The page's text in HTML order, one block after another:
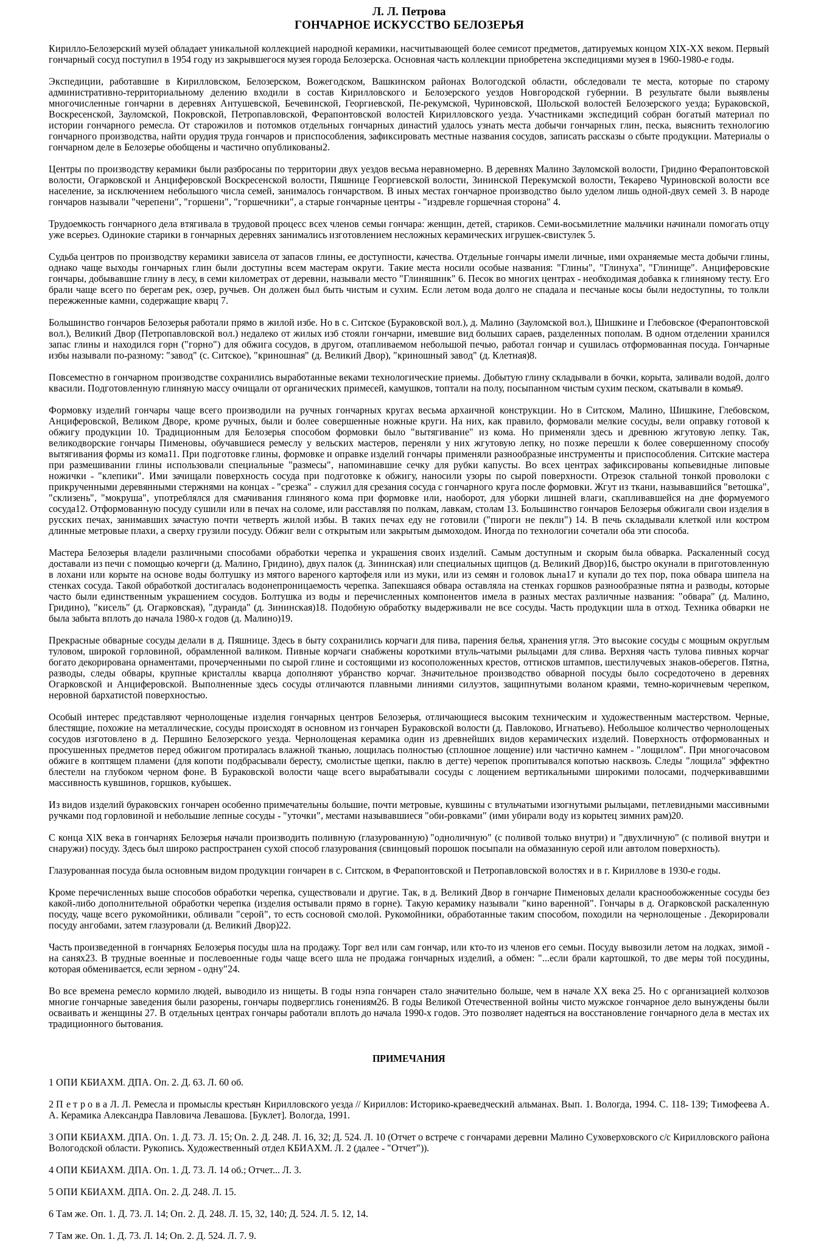
Л. Л. Петрова
ГОНЧАРНОЕ ИСКУССТВО БЕЛОЗЕРЬЯ
Кирилло-Белозерский музей обладает уникальной коллекцией народной керамики, насчитывающей более семисот предметов, датируемых концом XIX-XX веком. Первый
гончарный сосуд поступил в 1954 году из закрывшегося музея города Белозерска. Основная часть коллекции приобретена экспедициями музея в 1960-1980-е годы.
Экспедиции, работавшие в Кирилловском, Белозерском, Вожегодском, Вашкинском районах Вологодской области, обследовали те места, которые по старому
административно-территориальному делению входили в состав Кирилловского и Белозерского уездов Новгородской губернии. В результате были выявлены
многочисленные гончарни в деревнях Антушевской, Бечевинской, Георгиевской, Пе-рекумской, Чуриновской, Шольской волостей Белозерского уезда; Бураковской,
Воскресенской, Зауломской, Покровской, Петропавловской, Ферапонтовской волостей Кирилловского уезда. Участниками экспедиций собран богатый материал по
истории гончарного ремесла. От старожилов и потомков отдельных гончарных династий удалось узнать места добычи гончарных глин, песка, выяснить технологию
гончарного производства, найти орудия труда гончаров и приспособления, зафиксировать местные названия сосудов, записать рассказы о сбыте продукции. Материалы о
гончарном деле в Белозерье обобщены и частично опубликованы2.
Центры по производству керамики были разбросаны по территории двух уездов весьма неравномерно. В деревнях Малино Зауломской волости, Гридино Ферапонтовской
волости, Огарковской и Анциферовской Воскресенской волости, Пяшнице Георгиевской волости, Зининской Перекумской волости, Текарево Чуриновской волости все
население, за исключением небольшого числа семей, занималось гончарством. В иных местах гончарное производство было уделом лишь одной-двух семей 3. В народе
гончаров называли "черепени", "горшени", "горшечники", а старые гончарные центры - "издревле горшечная сторона" 4.
Трудоемкость гончарного дела втягивала в трудовой процесс всех членов семьи гончара: женщин, детей, стариков. Семи-восьмилетние мальчики начинали помогать отцу
уже всерьез. Одинокие старики в гончарных деревнях занимались изготовлением несложных керамических игрушек-свистулек 5.
Судьба центров по производству керамики зависела от запасов глины, ее доступности, качества. Отдельные гончары имели личные, ими охраняемые места добычи глины,
однако чаще выходы гончарных глин были доступны всем мастерам округи. Такие места носили особые названия: "Глины", "Глинуха", "Глинище". Анциферовские
гончары, добывавшие глину в лесу, в семи километрах от деревни, называли место "Глиняшник" 6. Песок во многих центрах - необходимая добавка к глиняному тесту. Его
брали чаще всего по берегам рек, озер, ручьев. Он должен был быть чистым и сухим. Если летом вода долго не спадала и песчаные косы были недоступны, то толкли
пережженные камни, содержащие кварц 7.
Большинство гончаров Белозерья работали прямо в жилой избе. Но в с. Ситское (Бураковской вол.), д. Малино (Зауломской вол.), Шишкине и Глебовское (Ферапонтовской
вол.), Великий Двор (Петропавловской вол.) недалеко от жилых изб стояли гончарни, имевшие вид больших сараев, разделенных пополам. В одном отделении хранился
запас глины и находился горн ("горно") для обжига сосудов, в другом, отапливаемом небольшой печью, работал гончар и сушилась отформованная посуда. Гончарные
избы называли по-разному: "завод" (с. Ситское), "криношная" (д. Великий Двор), "криношный завод" (д. Клетная)8.
Повсеместно в гончарном производстве сохранились выработанные веками технологические приемы. Добытую глину складывали в бочки, корыта, заливали водой, долго
квасили. Подготовленную глиняную массу очищали от органических примесей, камушков, топтали на полу, посыпанном чистым сухим песком, скатывали в комья9.
Формовку изделий гончары чаще всего производили на ручных гончарных кругах весьма архаичной конструкции. Но в Ситском, Малино, Шишкине, Глебовском,
Анциферовской, Великом Дворе, кроме ручных, были и более совершенные ножные круги. На них, как правило, формовали мелкие сосуды, вели оправку готовой к
обжигу продукции 10. Традиционным для Белозерья способом формовки было "вытягивание" из кома. Но применяли здесь и древнюю жгутовую лепку. Так,
великодворские гончары Пименовы, обучавшиеся ремеслу у вельских мастеров, переняли у них жгутовую лепку, но позже перешли к более совершенному способу
вытягивания формы из кома11. При подготовке глины, формовке и оправке изделий гончары применяли разнообразные инструменты и приспособления. Ситские мастера
при размешивании глины использовали специальные "размесы", напоминавшие сечку для рубки капусты. Во всех центрах зафиксированы копьевидные липовые
ножички - "клепики". Ими зачищали поверхность сосуда при подготовке к обжигу, наносили узоры по сырой поверхности. Отрезок стальной тонкой проволоки с
прикрученными деревянными стержнями на концах - "срезка" - служил для срезания сосуда с гончарного круга после формовки. Жгут из ткани, называвшийся "ветошка",
"склизень", "мокруша", употреблялся для смачивания глиняного кома при формовке или, наоборот, для уборки лишней влаги, скапливавшейся на дне формуемого
сосуда12. Отформованную посуду сушили или в печах на соломе, или расставляя по полкам, лавкам, столам 13. Большинство гончаров Белозерья обжигали свои изделия в
русских печах, занимавших зачастую почти четверть жилой избы. В таких печах еду не готовили ("пироги не пекли") 14. В печь складывали клеткой или костром
длинные метровые плахи, а сверху грузили посуду. Обжиг вели с открытым или закрытым дымоходом. Иногда по технологии сочетали оба эти способа.
Мастера Белозерья владели различными способами обработки черепка и украшения своих изделий. Самым доступным и скорым была обварка. Раскаленный сосуд
доставали из печи с помощью кочерги (д. Малино, Гридино), двух палок (д. Зининская) или специальных щипцов (д. Великий Двор)16, быстро окунали в приготовленную
в лохани или корыте на основе воды болтушку из мятого вареного картофеля или из муки, или из семян и головок льна17 и купали до тех пор, пока обвара шипела на
стенках сосуда. Такой обработкой достигалась водонепроницаемость черепка. Запекшаяся обвара оставляла на стенках горшков разнообразные пятна и разводы, которые
часто были единственным украшением сосудов. Болтушка из воды и перечисленных компонентов имела в разных местах различные названия: "обвара" (д. Малино,
Гридино), "кисель" (д. Огарковская), "дуранда" (д. Зининская)18. Подобную обработку выдерживали не все сосуды. Часть продукции шла в отход. Техника обварки не
была забыта вплоть до начала 1980-х годов (д. Малино)19.
Прекрасные обварные сосуды делали в д. Пяшнице. Здесь в быту сохранились корчаги для пива, парения белья, хранения угля. Это высокие сосуды с мощным округлым
туловом, широкой горловиной, обрамленной валиком. Пивные корчаги снабжены короткими втуль-чатыми рыльцами для слива. Верхняя часть тулова пивных корчаг
богато декорирована орнаментами, прочерченными по сырой глине и состоящими из косоположенных крестов, оттисков штампов, шестилучевых знаков-оберегов. Пятна,
разводы, следы обвары, крупные кристаллы кварца дополняют убранство корчаг. Значительное производство обварной посуды было сосредоточено в деревнях
Огарковской и Анциферовской. Выполненные здесь сосуды отличаются плавными линиями силуэтов, защипнутыми воланом краями, темно-коричневым черепком,
неровной бархатистой поверхностью.
Особый интерес представляют чернолощеные изделия гончарных центров Белозерья, отличающиеся высоким техническим и художественным мастерством. Черные,
блестящие, похожие на металлические, сосуды происходят в основном из гончарен Бураковской волости (д. Павлоково, Игнатьево). Небольшое количество чернолощеных
сосудов изготовлено в д. Першино Белозерского уезда. Чернолощеная керамика один из древнейших видов керамических изделий. Поверхность отформованных и
просушенных предметов перед обжигом протиралась влажной тканью, лощилась полностью (сплошное лощение) или частично камнем - "лощилом". При многочасовом
обжиге в коптящем пламени (для копоти подбрасывали бересту, смолистые щепки, паклю в дегте) черепок пропитывался копотью насквозь. Следы "лощила" эффектно
блестели на глубоком черном фоне. В Бураковской волости чаще всего вырабатывали сосуды с лощением вертикальными широкими полосами, подчеркивавшими
массивность кувшинов, горшков, кубышек.
Из видов изделий бураковских гончарен особенно примечательны большие, почти метровые, кувшины с втульчатыми изогнутыми рыльцами, петлевидными массивными
ручками под горловиной и небольшие лепные сосуды - "уточки", местами называвшиеся "оби-ровками" (ими убирали воду из корытец зимних рам)20.
С конца XlX века в гончарнях Белозерья начали производить поливную (глазурованную) "одноличную" (с поливой только внутри) и "двухличную" (с поливой внутри и
снаружи) посуду. Здесь был широко распространен сухой способ глазурования (свинцовый порошок посыпали на обмазанную серой или автолом поверхность).
Глазурованная посуда была основным видом продукции гончарен в с. Ситском, в Ферапонтовской и Петропавловской волостях и в г. Кириллове в 1930-е годы.
Кроме перечисленных выше способов обработки черепка, существовали и другие. Так, в д. Великий Двор в гончарне Пименовых делали краснообожженные сосуды без
какой-либо дополнительной обработки черепка (изделия остывали прямо в горне). Такую керамику называли "кино варенной". Гончары в д. Огарковской раскаленную
посуду, чаще всего рукомойники, обливали "серой", то есть сосновой смолой. Рукомойники, обработанные таким способом, походили на чернолощеные . Декорировали
посуду ангобами, затем глазуровали (д. Великий Двор)22.
Часть произведенной в гончарнях Белозерья посуды шла на продажу. Торг вел или сам гончар, или кто-то из членов его семьи. Посуду вывозили летом на лодках, зимой -
на санях23. В трудные военные и послевоенные годы чаще всего шла не продажа гончарных изделий, а обмен: "...если брали картошкой, то две меры той посудины,
которая обменивается, если зерном - одну"24.
Во все времена ремесло кормило людей, выводило из нищеты. В годы нэпа гончарен стало значительно больше, чем в начале XX века 25. Но с организацией колхозов
многие гончарные заведения были разорены, гончары подверглись гонениям26. В годы Великой Отечественной войны чисто мужское гончарное дело вынуждены были
осваивать и женщины 27. В отдельных центрах гончары работали вплоть до начала 1990-х годов. Это позволяет надеяться на восстановление гончарного дела в местах их
традиционного бытования.
ПРИМЕЧАНИЯ
1 ОПИ КБИАХМ. ДПА. Оп. 2. Д. 63. Л. 60 об.
2 П е т р о в а Л. Л. Ремесла и промыслы крестьян Кирилловского уезда // Кириллов: Историко-краеведческий альманах. Вып. 1. Вологда, 1994. С. 118- 139; Тимофеева А.
А. Керамика Александра Павловича Левашова. [Буклет]. Вологда, 1991.
3 ОПИ КБИАХМ. ДПА. Оп. 1. Д. 73. Л. 15; On. 2. Д. 248. Л. 16, 32; Д. 524. Л. 10 (Отчет о встрече с гончарами деревни Малино Суховерховского с/с Кирилловского района
Вологодской области. Рукопись. Художественный отдел КБИАХМ. Л. 2 (далее - "Отчет")).
4 ОПИ КБИАХМ. ДПА. Оп. 1. Д. 73. Л. 14 об.; Отчет... Л. 3.
5 ОПИ КБИАХМ. ДПА. Оп. 2. Д. 248. Л. 15.
6 Там же. Оп. 1. Д. 73. Л. 14; Оп. 2. Д. 248. Л. 15, 32, 140; Д. 524. Л. 5. 12, 14.
7 Там же. On. 1. Д. 73. Л. 14; On. 2. Д. 524. Л. 7. 9.